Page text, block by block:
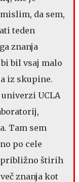
da sem,
teden
znanja
bil vsaj malo
iz skupine.
UCLA
Tam sem
po cele
približno štirih
znanja kot